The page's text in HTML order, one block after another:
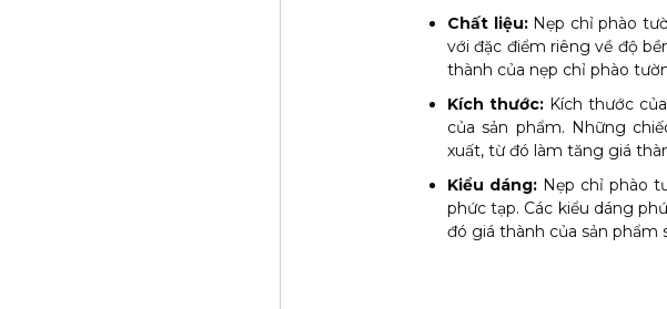
Chất liệu:Nẹp chỉ phào
với đặc điểm riêng về độ
thành của nẹp chỉ phào
Kích thước:Kích thước
của sản phẩm. Những
xuất, từ đó làm tăng giá
Kiểu dáng: Nẹp chỉ phào
phức tạp. Các kiểu dáng
đó giá thành của sản phẩm